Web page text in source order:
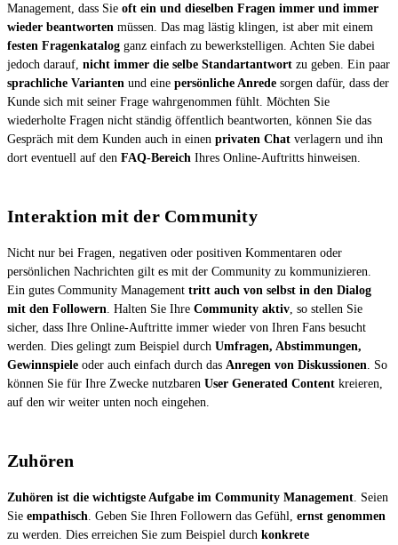
Management, dass Sie oft ein und dieselben Fragen immer und immer
wieder beantworten müssen. Das mag lästig klingen, ist aber mit einem
festen Fragenkatalog ganz einfach zu bewerkstelligen. Achten Sie dabei
jedoch darauf, nicht immer die selbe Standartantwort zu geben. Ein paar
sprachliche Varianten und eine persönliche Anrede sorgen dafür, dass der
Kunde sich mit seiner Frage wahrgenommen fühlt. Möchten Sie
wiederholte Fragen nicht ständig öffentlich beantworten, können Sie das
Gespräch mit dem Kunden auch in einen privaten Chat verlagern und ihn
dort eventuell auf den FAQ-Bereich Ihres Online-Auftritts hinweisen.
Interaktion mit der Community
Nicht nur bei Fragen, negativen oder positiven Kommentaren oder
persönlichen Nachrichten gilt es mit der Community zu kommunizieren.
Ein gutes Community Management tritt auch von selbst in den Dialog
mit den Followern . Halten Sie Ihre Community aktiv , so stellen Sie
sicher, dass Ihre Online-Auftritte immer wieder von Ihren Fans besucht
werden. Dies gelingt zum Beispiel durch Umfragen, Abstimmungen,
Gewinnspiele oder auch einfach durch das Anregen von Diskussionen . So
können Sie für Ihre Zwecke nutzbaren User Generated Content kreieren,
auf den wir weiter unten noch eingehen.
Zuhören
Zuhören ist die wichtigste Aufgabe im Community Management . Seien
Sie empathisch . Geben Sie Ihren Followern das Gefühl, ernst genommen
zu werden. Dies erreichen Sie zum Beispiel durch konkrete